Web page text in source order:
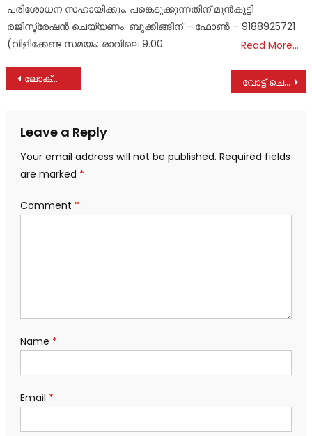
പരിശോധന സഹായിക്കും. പങ്കെടുക്കുന്നതിന് മുൻകൂട്ടി
രജിസ്ട്രേഷൻ ചെയ്യണം. ബുക്കിങ്ങിന് – ഫോൺ – 9188925721
(വിളിക്കേണ്ട സമയം: രാവിലെ 9.00
Read More…
Post
ലോക്സഭാ തെരഞ്ഞെടുപ്പ്: വോട്ടെടുപ്പ് ദിനത്തിൽ സർക്കാർ, അർധ സർക്കാർ സ്ഥാപനങ്ങൾക്കും ബാങ്കുകള്‍ക്കും അവധി വോട്ട് ചെയ്യുന്നവർക്ക് ഹെൽത്ത് ചെക്കപ്പ് പാക്കേജുകളിൽ പ്രത്യേക നിരക്കിളവുകളുമായി കാഞ്ഞിരപ്പള്ളി മേരീക്വീൻസ് ഹോസ്‌പിറ്റൽ
Leave a Reply
Your email address will not be published. Required fields
are marked *
Comment *
Name *
Email *